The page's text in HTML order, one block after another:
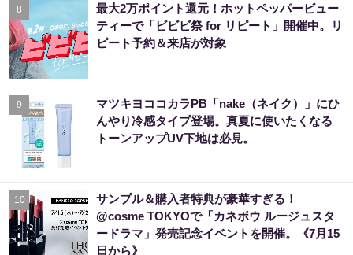
8
最大2万ポイント還元！ホットペッパービュー
ティーで「ビビビ祭 for リピート」開催中。リ
ピート予約＆来店が対象
9
マツキヨココカラPB「nake（ネイク）」にひ
んやり冷感タイプ登場。真夏に使いたくなる
トーンアップUV下地は必見。
10
サンプル＆購入者特典が豪華すぎる！
@cosme TOKYOで「カネボウ ルージュスタ
ードラマ」発売記念イベントを開催。《7月15
日から》